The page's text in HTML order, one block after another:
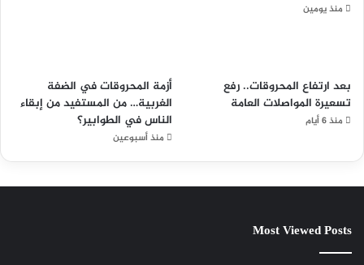
منذ يومين
بعد ارتفاع المحروقات.. رفع
تسعيرة المواصلات العامة
منذ 6 أيام
أزمة المحروقات في الضفة
الغربية… من المستفيد من إبقاء
الناس في الطوابير؟
منذ أسبوعين
Most Viewed Posts